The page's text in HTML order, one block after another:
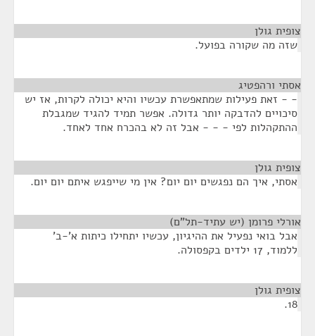
צופית גולן
שזה מה שקורה בפועל.
אסתי ורהפטיג
- - זאת פעילות שמתאפשרת עכשיו והיא יכולה לקרות, אז יש
סיכויים להדבקה יותר גדולה. אפשר תמיד להגיד שמגבלת
ההתקהלות לפי - - - אבל זה לא בהכרח אחד לאחד.
צופית גולן
אסתי, איך הם נפגשים יום יום? אין מי שייפגש איתם יום יום.
אורלי פרומן (יש עתיד-תל"ם)
אבל בואי נפעיל את ההיגיון, עכשיו יתחילו כיתות א'-ב'
ללמוד, 17 ילדים בקפסולה.
צופית גולן
18.